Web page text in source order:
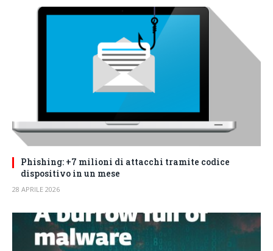
Phishing: +7 milioni di attacchi tramite codice
dispositivo in un mese
28 APRILE 2026